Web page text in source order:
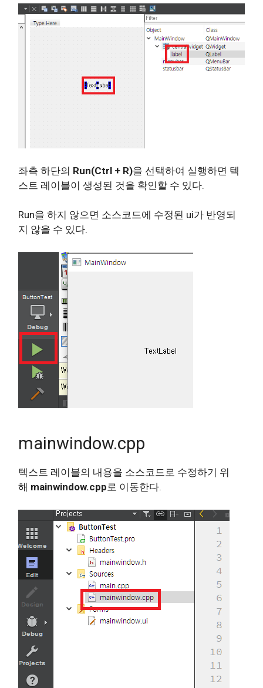
좌측 하단의 Run(Ctrl + R)을 선택하여 실행하면 텍
스트 레이블이 생성된 것을 확인할 수 있다.
Run을 하지 않으면 소스코드에 수정된 ui가 반영되
지 않을 수 있다.
mainwindow.cpp
텍스트 레이블의 내용을 소스코드로 수정하기 위
해 mainwindow.cpp로 이동한다.